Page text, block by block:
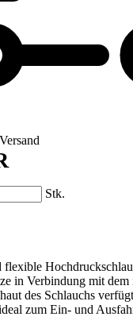
Stk.
flexible
in Verbindung mit
des Schlauchs
zum Ein- und